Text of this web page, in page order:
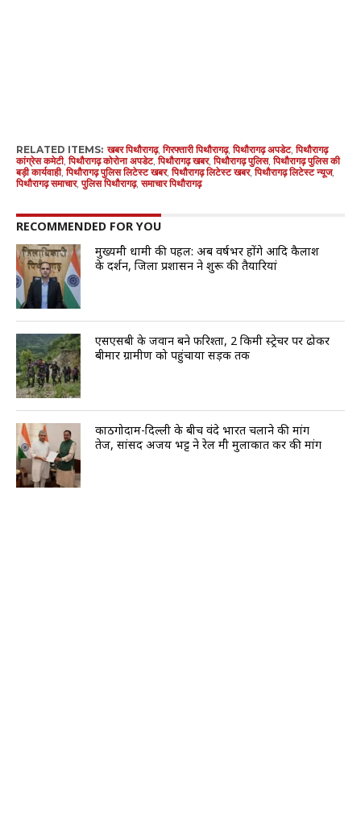
RELATED ITEMS: खबर पिथौरागढ़,गिरफ्तारी पिथौरागढ़,पिथौरागढ़ अपडेट,पिथौरागढ़
कांग्रेस कमेटी,पिथौरागढ़ कोरोना अपडेट,पिथौरागढ़ खबर,पिथौरागढ़ पुलिस,पिथौरागढ़ पुलिस की
बड़ी कार्यवाही,पिथौरागढ़ पुलिस लिटेस्ट खबर,पिथौरागढ़ लिटेस्ट खबर,पिथौरागढ़ लिटेस्ट न्यूज,
पिथौरागढ़ समाचार,पुलिस पिथौरागढ़,समाचार पिथौरागढ़
RECOMMENDED FOR YOU
मुख्यमंत्री धामी की पहल: अब वर्षभर होंगे आदि कैलाश
के दर्शन, जिला प्रशासन ने शुरू की तैयारियां
एसएसबी के जवान बने फरिश्ता, 2 किमी स्ट्रेचर पर ढोकर
बीमार ग्रामीण को पहुंचाया सड़क तक
काठगोदाम-दिल्ली के बीच वंदे भारत चलाने की मांग
तेज, सांसद अजय भट्ट ने रेल मंत्री मुलाकात कर की मांग